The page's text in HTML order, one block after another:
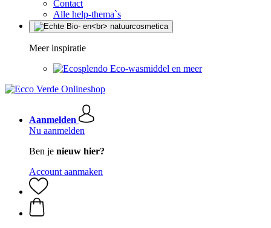
Contact
Alle help-thema`s
Meer inspiratie
Eco-wasmiddel en meer
Aanmelden
Nu aanmelden
Ben je nieuw hier?
Account aanmaken